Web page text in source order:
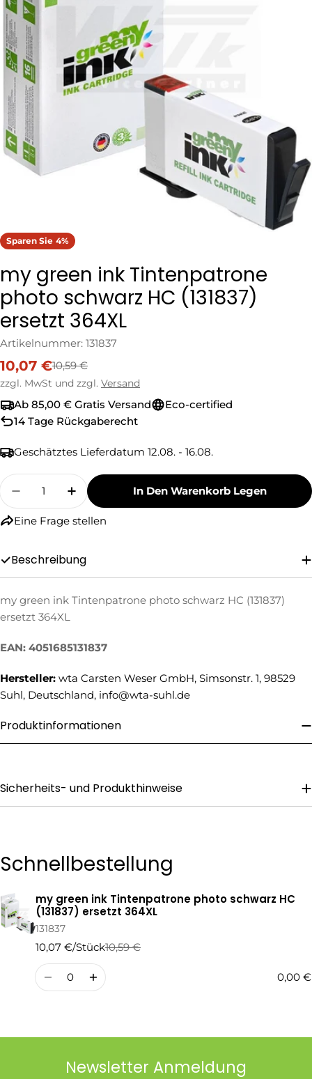
Sie das Medium 0 im Modalformat
Sparen Sie 4%
my green ink Tintenpatrone
photo schwarz HC (131837)
ersetzt 364XL
Artikelnummer: 131837
Verkaufspreis
10,07 €
Regulärer
Preis
10,59 €
zzgl. MwSt und zzgl. Versand
Ab 85,00 € Gratis Versand
Eco-certified
14 Tage Rückgaberecht
Geschätztes Lieferdatum 12.08. - 16.08.
Menge
Menge Für My Green Ink Tintenpatrone
Menge Für My Green Ink
In Den Warenkorb Legen
Eine Frage stellen
Ihr
Ihre
E-
Telefonnummer
Ihre
Nachricht
Die mit * gekennzeichneten Felder sind Pflichtfelder.
Beschreibung
my green ink Tintenpatrone photo schwarz HC (131837)
ersetzt 364XL
EAN: 4051685131837
Hersteller: wta Carsten Weser GmbH, Simsonstr. 1, 98529
Suhl, Deutschland, info@wta-suhl.de
Produktinformationen
Sicherheits- und Produkthinweise
Schnellbestellung
Ihr
Warenkorb
my green ink Tintenpatrone photo schwarz HC
(131837) ersetzt 364XL
131837
10,07 €/Stück
Regulärer
Preis
10,59 €
Verkaufspreis
Menge
0,00 €
Newsletter Anmeldung